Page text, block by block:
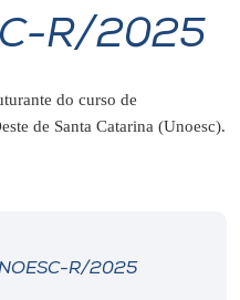
R/2025
do curso de
de Santa Catarina (Unoesc).
R/2025